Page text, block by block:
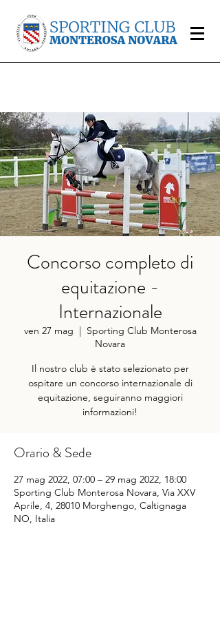
Concorso completo di
equitazione -
Internazionale
ven 27 mag
  |
Sporting Club Monterosa
Novara
Il nostro club è stato selezionato per
ospitare un concorso internazionale di
equitazione, seguiranno maggiori
informazioni!
Orario & Sede
27 mag 2022, 07:00 – 29 mag 2022, 18:00
Sporting Club Monterosa Novara, Via XXV
Aprile, 4, 28010 Morghengo, Caltignaga
NO, Italia